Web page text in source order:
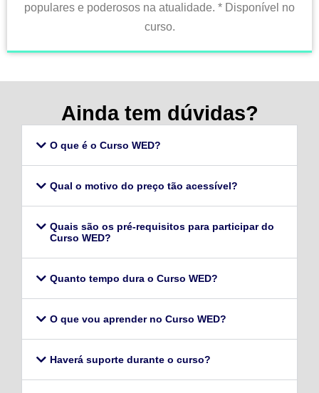
populares e poderosos na atualidade. * Disponível no
curso.
Ainda tem dúvidas?
O que é o Curso WED?
Qual o motivo do preço tão acessível?
Quais são os pré-requisitos para participar do
Curso WED?
Quanto tempo dura o Curso WED?
O que vou aprender no Curso WED?
Haverá suporte durante o curso?